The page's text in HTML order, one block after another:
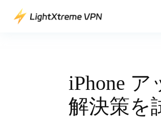
iPhone
解決策を